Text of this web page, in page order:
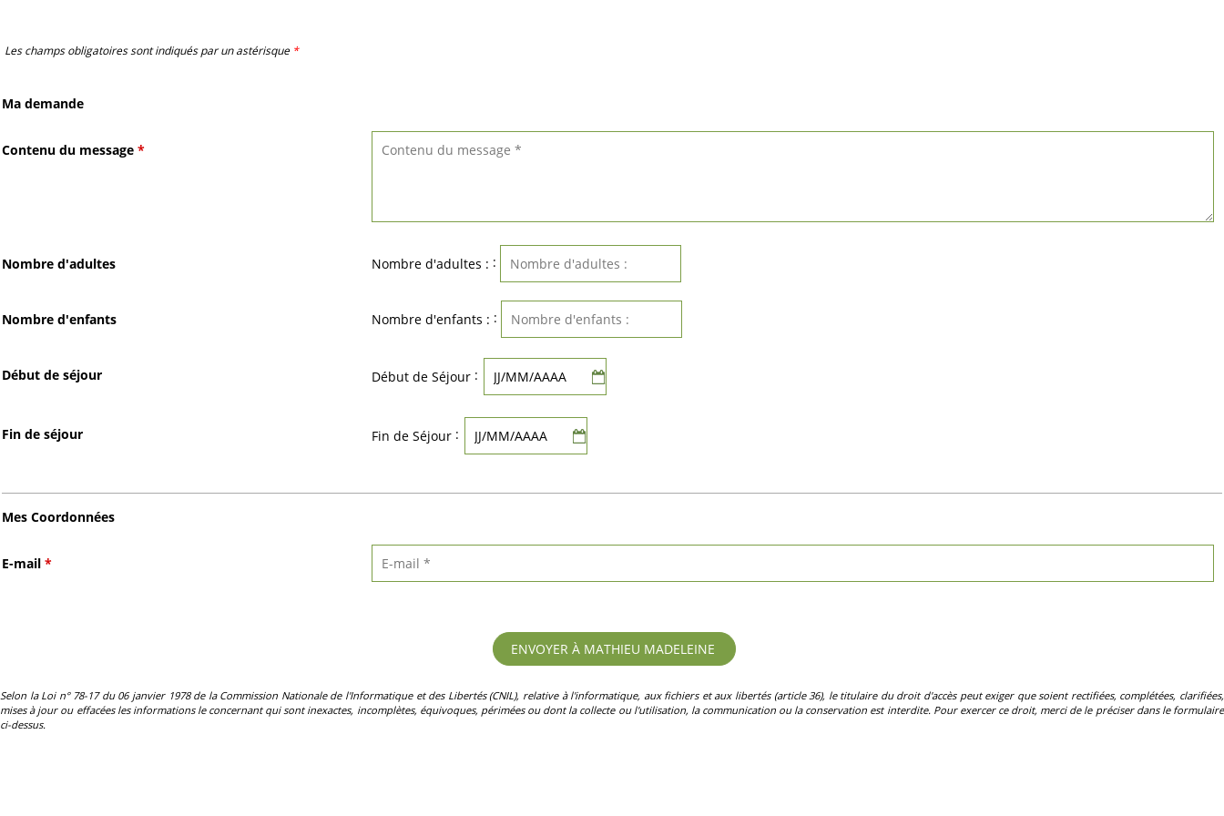
Les champs obligatoires sont indiqués par un astérisque *
Ma demande
Contenu du message *
Nombre d'adultes Nombre d'adultes : :
Nombre d'enfants Nombre d'enfants : :
Début de séjour Début de Séjour :
Fin de séjour Fin de Séjour :
Mes Coordonnées
E-mail *
Selon la Loi n° 78-17 du 06 janvier 1978 de la Commission Nationale de l'Informatique et des Libertés (CNIL), relative à l'informatique, aux fichiers et aux libertés (article 36), le titulaire du droit d'accès peut exiger que soient rectifiées, complétées, clarifiées,
mises à jour ou effacées les informations le concernant qui sont inexactes, incomplètes, équivoques, périmées ou dont la collecte ou l'utilisation, la communication ou la conservation est interdite. Pour exercer ce droit, merci de le préciser dans le formulaire
ci-dessus.